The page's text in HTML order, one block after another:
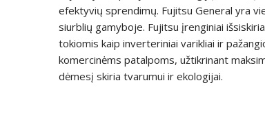
efektyvių sprendimų. Fujitsu General yra
siurblių gamyboje. Fujitsu įrenginiai
tokiomis kaip inverteriniai varikliai ir
komercinėms patalpoms, užtikrinant
dėmesį skiria tvarumui ir ekologijai.